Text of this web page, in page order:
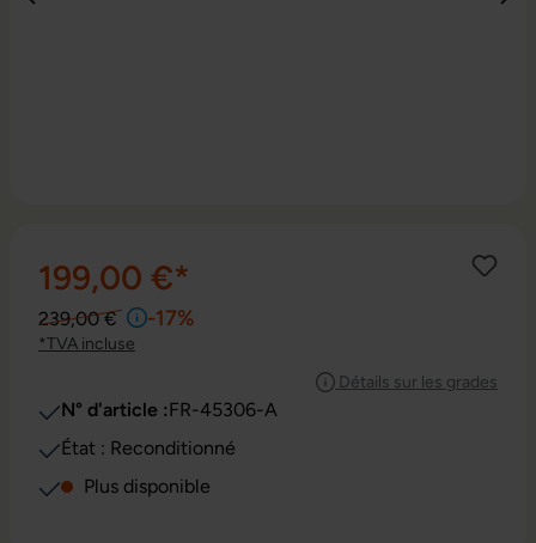
199,00 €*
239,00 € -17%
*TVA incluse
Détails sur les grades
N° d'article :FR-45306-A
État : Reconditionné
Plus disponible